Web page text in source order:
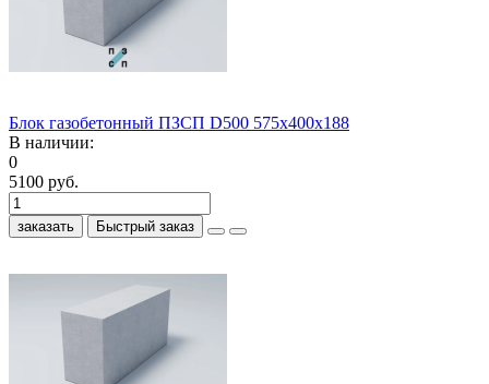
Блок газобетонный ПЗСП D500 575x400x188
В наличии:
0
5100 руб.
заказать Быстрый заказ